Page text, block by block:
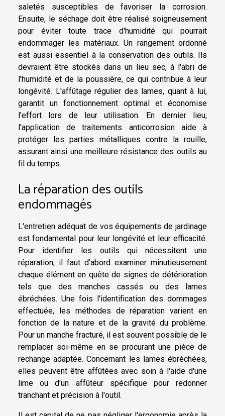
saletés susceptibles de favoriser la corrosion.
Ensuite, le séchage doit être réalisé soigneusement
pour éviter toute trace d'humidité qui pourrait
endommager les matériaux. Un rangement ordonné
est aussi essentiel à la conservation des outils. Ils
devraient être stockés dans un lieu sec, à l'abri de
l'humidité et de la poussière, ce qui contribue à leur
longévité. L'affûtage régulier des lames, quant à lui,
garantit un fonctionnement optimal et économise
l'effort lors de leur utilisation. En dernier lieu,
l'application de traitements anticorrosion aide à
protéger les parties métalliques contre la rouille,
assurant ainsi une meilleure résistance des outils au
fil du temps.
La réparation des outils
endommagés
L'entretien adéquat de vos équipements de jardinage
est fondamental pour leur longévité et leur efficacité.
Pour identifier les outils qui nécessitent une
réparation, il faut d'abord examiner minutieusement
chaque élément en quête de signes de détérioration
tels que des manches cassés ou des lames
ébréchées. Une fois l'identification des dommages
effectuée, les méthodes de réparation varient en
fonction de la nature et de la gravité du problème.
Pour un manche fracturé, il est souvent possible de le
remplacer soi-même en se procurant une pièce de
rechange adaptée. Concernant les lames ébréchées,
elles peuvent être affûtées avec soin à l'aide d'une
lime ou d'un affûteur spécifique pour redonner
tranchant et précision à l'outil.